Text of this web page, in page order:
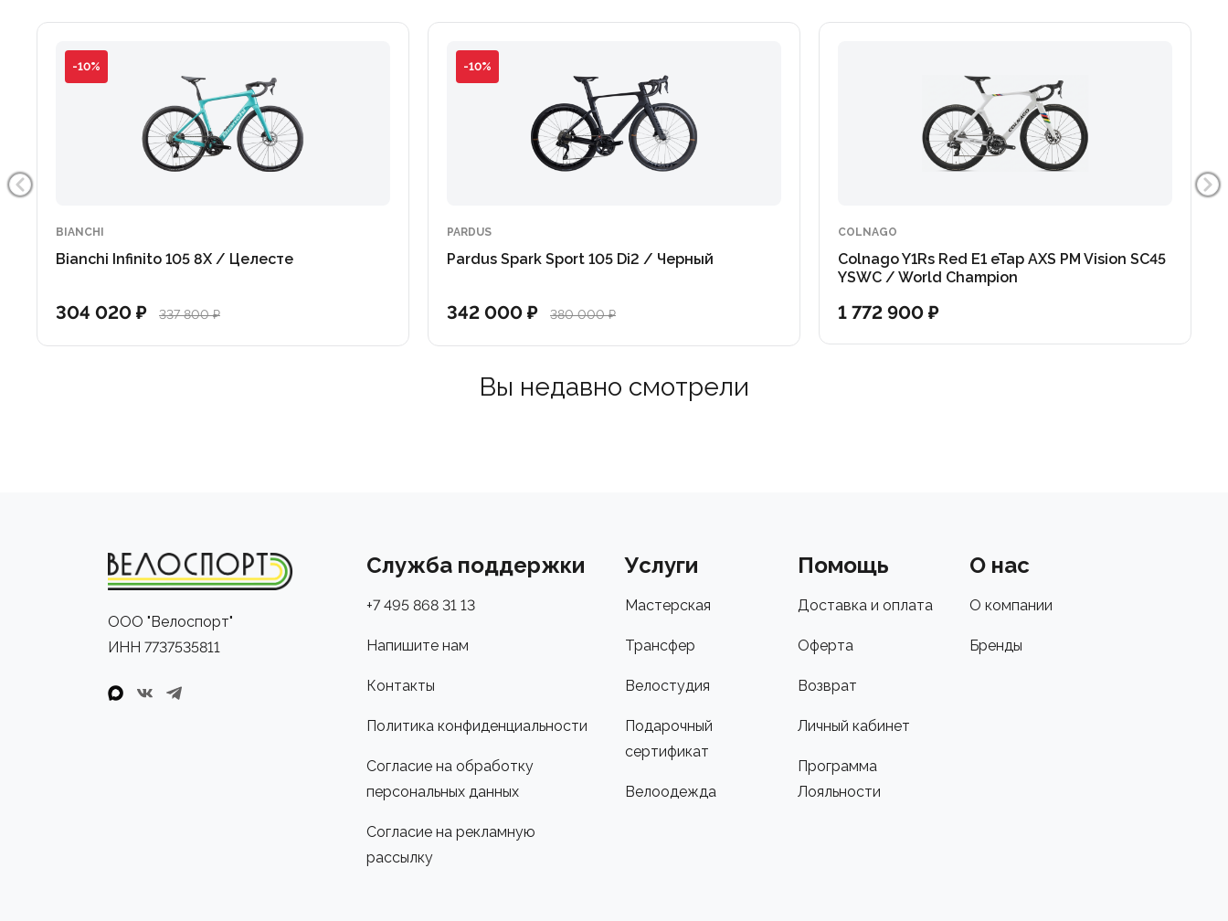
ИНТЕГРИРОВАННЫЙ АЭРОДИНАМИЧЕСКИЙ РУЛЬ — получил новый интегрированный с выносом карбоновый аэродинамический руль. Воздуховод посередине
направляет воздушный поток с минимальным давлением на движущиеся ноги гонщика.
В области соединения выноса со штоком вилки уже предусмотрено специальное место для крепления велокомпьютера.
Группа SRAM Force eTap AXS предлагает беспроводную электронную систему переключения, полностью интегрированную с измерителем мощности Quarq.
Такое сочетание обеспечивает не только комфорт управления, но и детальную аналитику силовых показателей.
-10%
BIANCHI
Bianchi Infinito 105 8X / Целесте
304 020 ₽ 337 800 ₽
-10%
PARDUS
Pardus Spark Sport 105 Di2 / Черный
342 000 ₽ 380 000 ₽
COLNAGO
Colnago Y1Rs Red E1 eTap AXS PM Vision SC45
YSWC / World Champion
1 772 900 ₽
Вы недавно смотрели
ООО "Велоспорт"
ИНН 7737535811
Служба поддержки
+7 495 868 31 13
Напишите нам
Контакты
Политика конфиденциальности
Согласие на обработку
персональных данных
Согласие на рекламную
рассылку
Услуги
Мастерская
Трансфер
Велостудия
Подарочный
сертификат
Велоодежда
Помощь
Доставка и оплата
Оферта
Возврат
Личный кабинет
Программа
Лояльности
О нас
О компании
Бренды